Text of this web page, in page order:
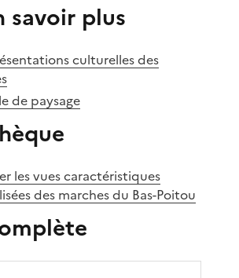
savoir plus
culturelles des
de paysage
les vues caractéristiques
des marches du Bas-Poitou